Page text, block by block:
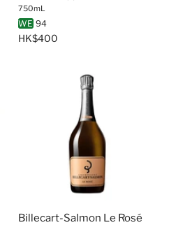
750mL
WE 94
HK$400
Billecart-Salmon Le Rosé